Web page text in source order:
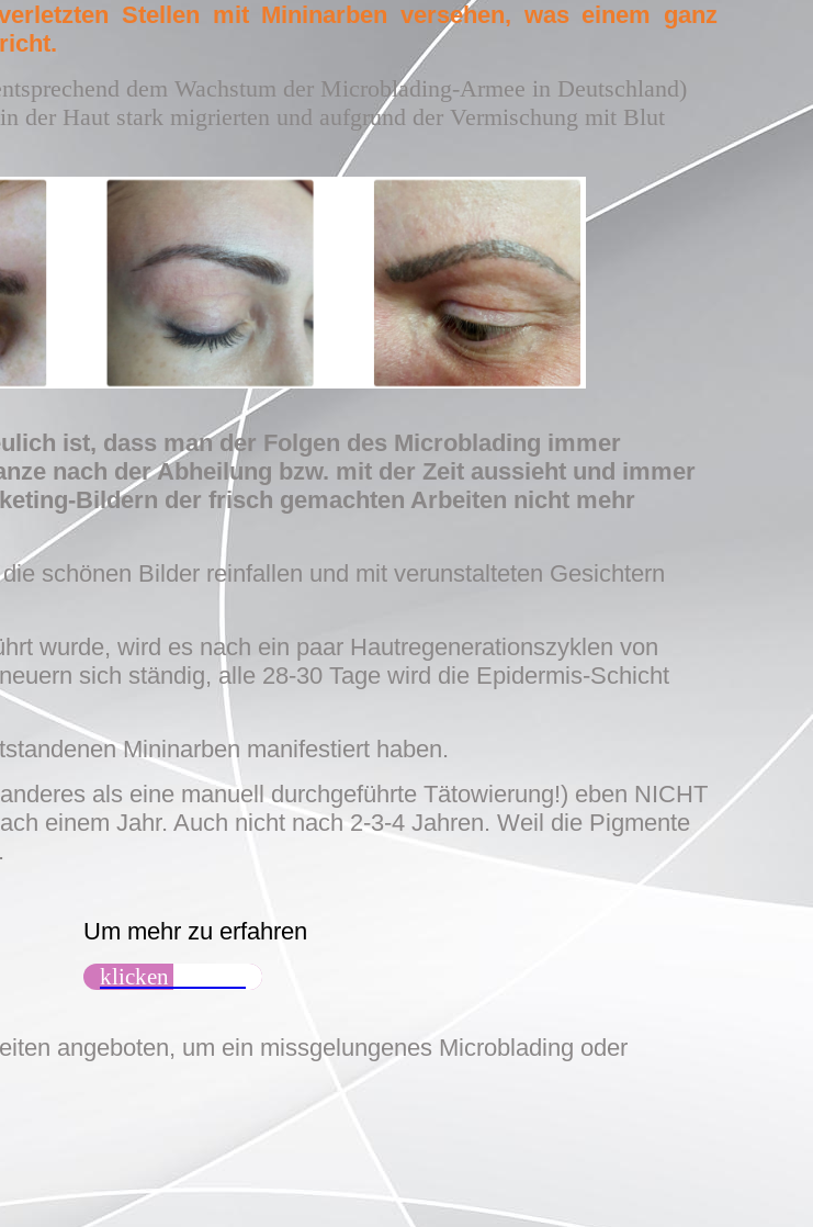
Stellen mit Mininarben versehen, was einem ganz
dem Wachstum der Microblading-Armee in Deutschland)
der Haut stark migrierten und aufgrund der Vermischung mit Blut
ist, dass man der Folgen des Microblading immer
nach der Abheilung bzw. mit der Zeit aussieht und immer
Bildern der frisch gemachten Arbeiten nicht mehr
schönen Bilder reinfallen und mit verunstalteten Gesichtern
wurde, wird es nach ein paar Hautregenerationszyklen von
sich ständig, alle 28-30 Tage wird die Epidermis-Schicht
Mininarben manifestiert haben.
als eine manuell durchgeführte Tätowierung!) eben NICHT
einem Jahr. Auch nicht nach 2-3-4 Jahren. Weil die Pigmente
Um mehr zu erfahren
klicken Sie hier
angeboten, um ein missgelungenes Microblading oder